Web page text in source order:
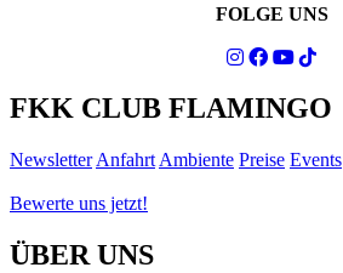
FOLGE UNS
FKK CLUB FLAMINGO
Newsletter Anfahrt Ambiente Preise Events
Bewerte uns jetzt!
ÜBER UNS